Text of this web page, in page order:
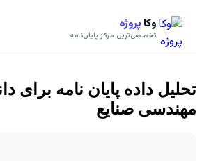
وکا پروژه
تخصصی‌ترین مرکز پایان‌نامه
تحلیل داده پایان نامه برای
مهندسی صنایع